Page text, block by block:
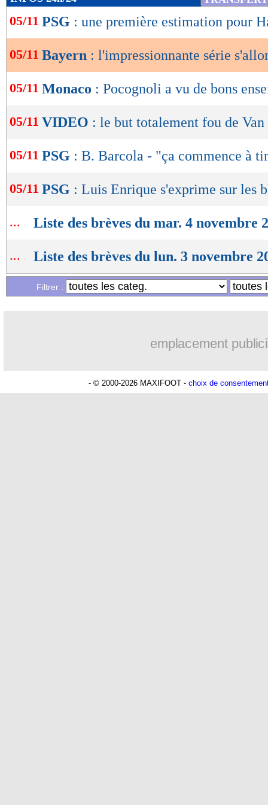
de
lecture
OK
05/11 PSG : une première estimation pour
05/11 Bayern : l'impressionnante série
05/11 Monaco : Pocognoli a vu de bons
05/11 VIDEO : le but totalement fou de Van
05/11 PSG : B. Barcola - "ça commence à
05/11 PSG : Luis Enrique s'exprime sur les
... Liste des brèves du mar. 4 novembre
... Liste des brèves du lun. 3 novembre
Filtrer :
emplacement
- © 2000-2026 MAXIFOOT - choix de